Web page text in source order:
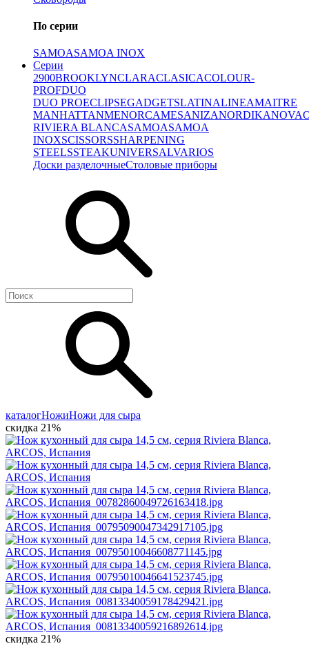
По серии
SAMOASAMOA INOX
Серии
2900BROOKLYNCLARACLASICACOLOUR-
PROFDUO
DUO PROECLIPSEGADGETSLATINALINEAMAITRE
MANHATTANMENORCAMESANIZANORDIKANOVA
RIVIERA BLANCASAMOASAMOA
INOXSCISSORSSHARPENING
STEELSSTEAKUNIVERSALVARIOS
Доски разделочныеСтоловые приборы
каталогНожиНожи для сыра
скидка 21%
скидка 21%